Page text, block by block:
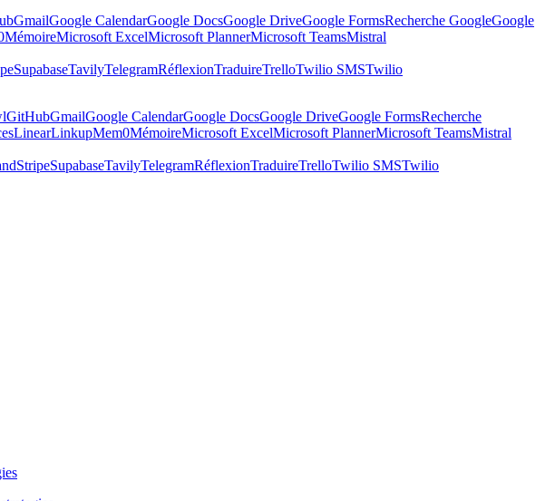
GmailGoogle CalendarGoogle DocsGoogle DriveGoogle FormsRecherche GoogleGoogle
MémoireMicrosoft ExcelMicrosoft PlannerMicrosoft TeamsMistral
SupabaseTavilyTelegramRéflexionTraduireTrelloTwilio SMSTwilio
GitHubGmailGoogle CalendarGoogle DocsGoogle DriveGoogle FormsRecherche
LinearLinkupMem0MémoireMicrosoft ExcelMicrosoft PlannerMicrosoft TeamsMistral
StripeSupabaseTavilyTelegramRéflexionTraduireTrelloTwilio SMSTwilio